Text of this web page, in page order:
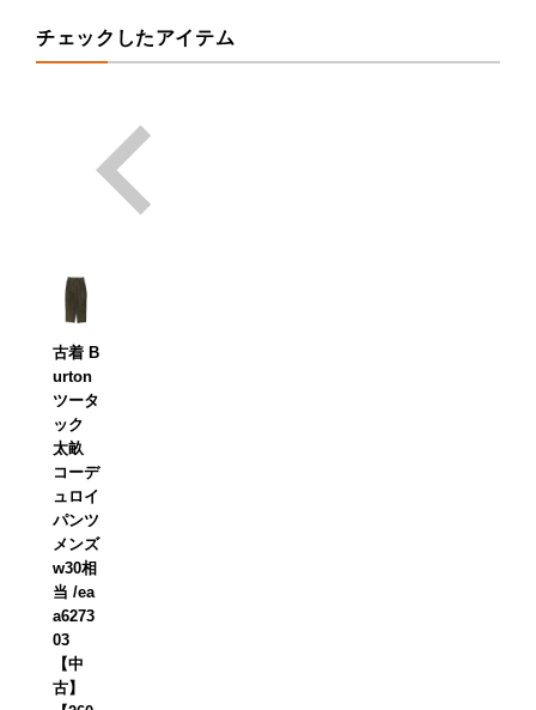
チェックしたアイテム
古着 B
urton
ツータ
ック
太畝
コーデ
ュロイ
パンツ
メンズ
w30相
当 /ea
a6273
03
【中
古】